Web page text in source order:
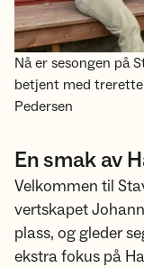
Nå er sesongen på
betjent med
Pedersen
En smak av
Velkommen til
vertskapet
plass, og gleder
ekstra fokus på